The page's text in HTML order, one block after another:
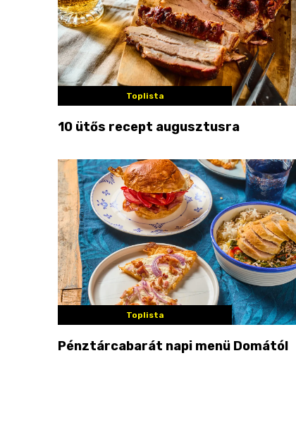
Toplista
10 ütős recept augusztusra
Toplista
Pénztárcabarát napi menü Domától